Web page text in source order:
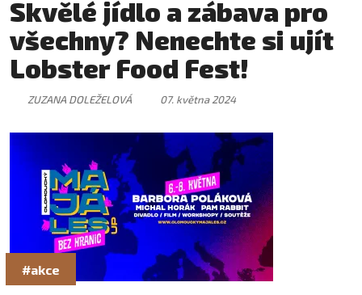
Skvělé jídlo a zábava pro
všechny? Nenechte si ujít
Lobster Food Fest!
ZUZANA DOLEŽELOVÁ 07. května 2024
#akce